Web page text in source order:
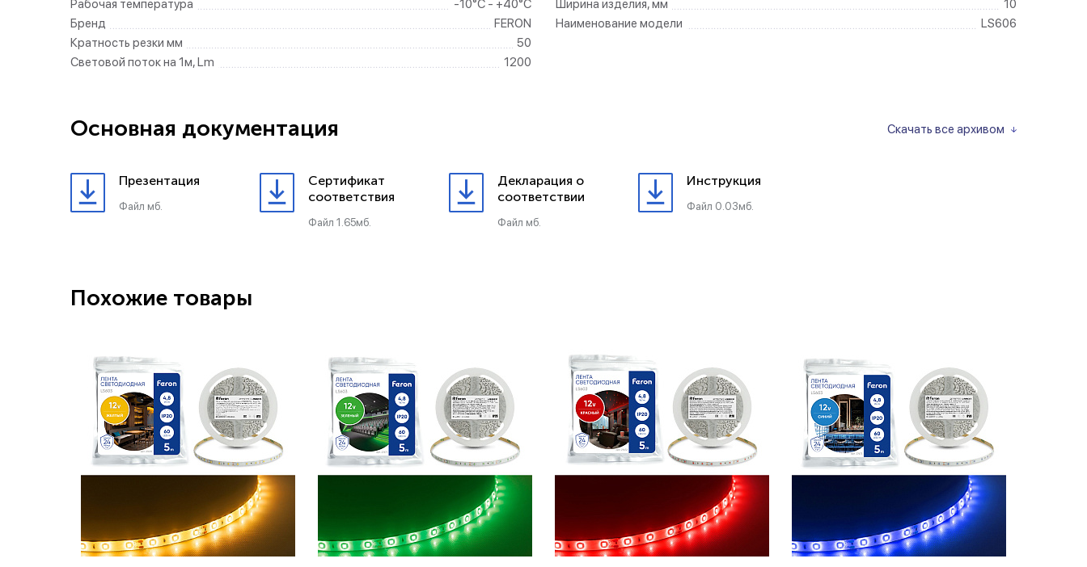
Рабочая температура
-10°C - +40°C
Бренд
FERON
Кратность резки мм
50
Световой поток на 1м, Lm
1200
Ширина изделия, мм
10
Наименование модели
LS606
Скачать все архивом
Основная документация
Презентация
Файл мб.
Сертификат
соответствия
Файл 1.65мб.
Декларация о
соответствии
Файл мб.
Инструкция
Файл 0.03мб.
Похожие товары